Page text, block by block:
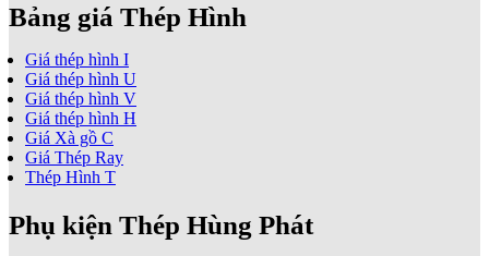
Bảng giá Thép Hình
Giá thép hình I
Giá thép hình U
Giá thép hình V
Giá thép hình H
Giá Xà gồ C
Giá Thép Ray
Thép Hình T
Phụ kiện Thép Hùng Phát